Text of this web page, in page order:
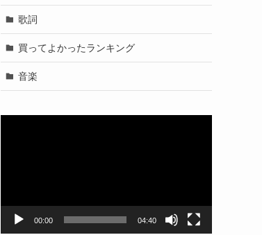
歌詞
買ってよかったランキング
音楽
00:00 04:40